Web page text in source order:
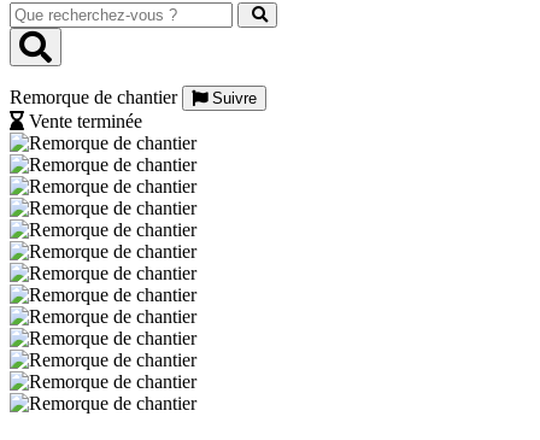
Que
recherchez-
vous
Remorque de chantier
Suivre
Vente terminée